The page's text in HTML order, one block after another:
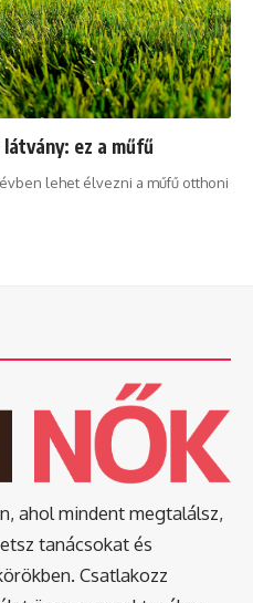
ez a műfű
lehet élvezni a műfű otthoni
ahol mindent megtalálsz,
tanácsokat és
Csatlakozz